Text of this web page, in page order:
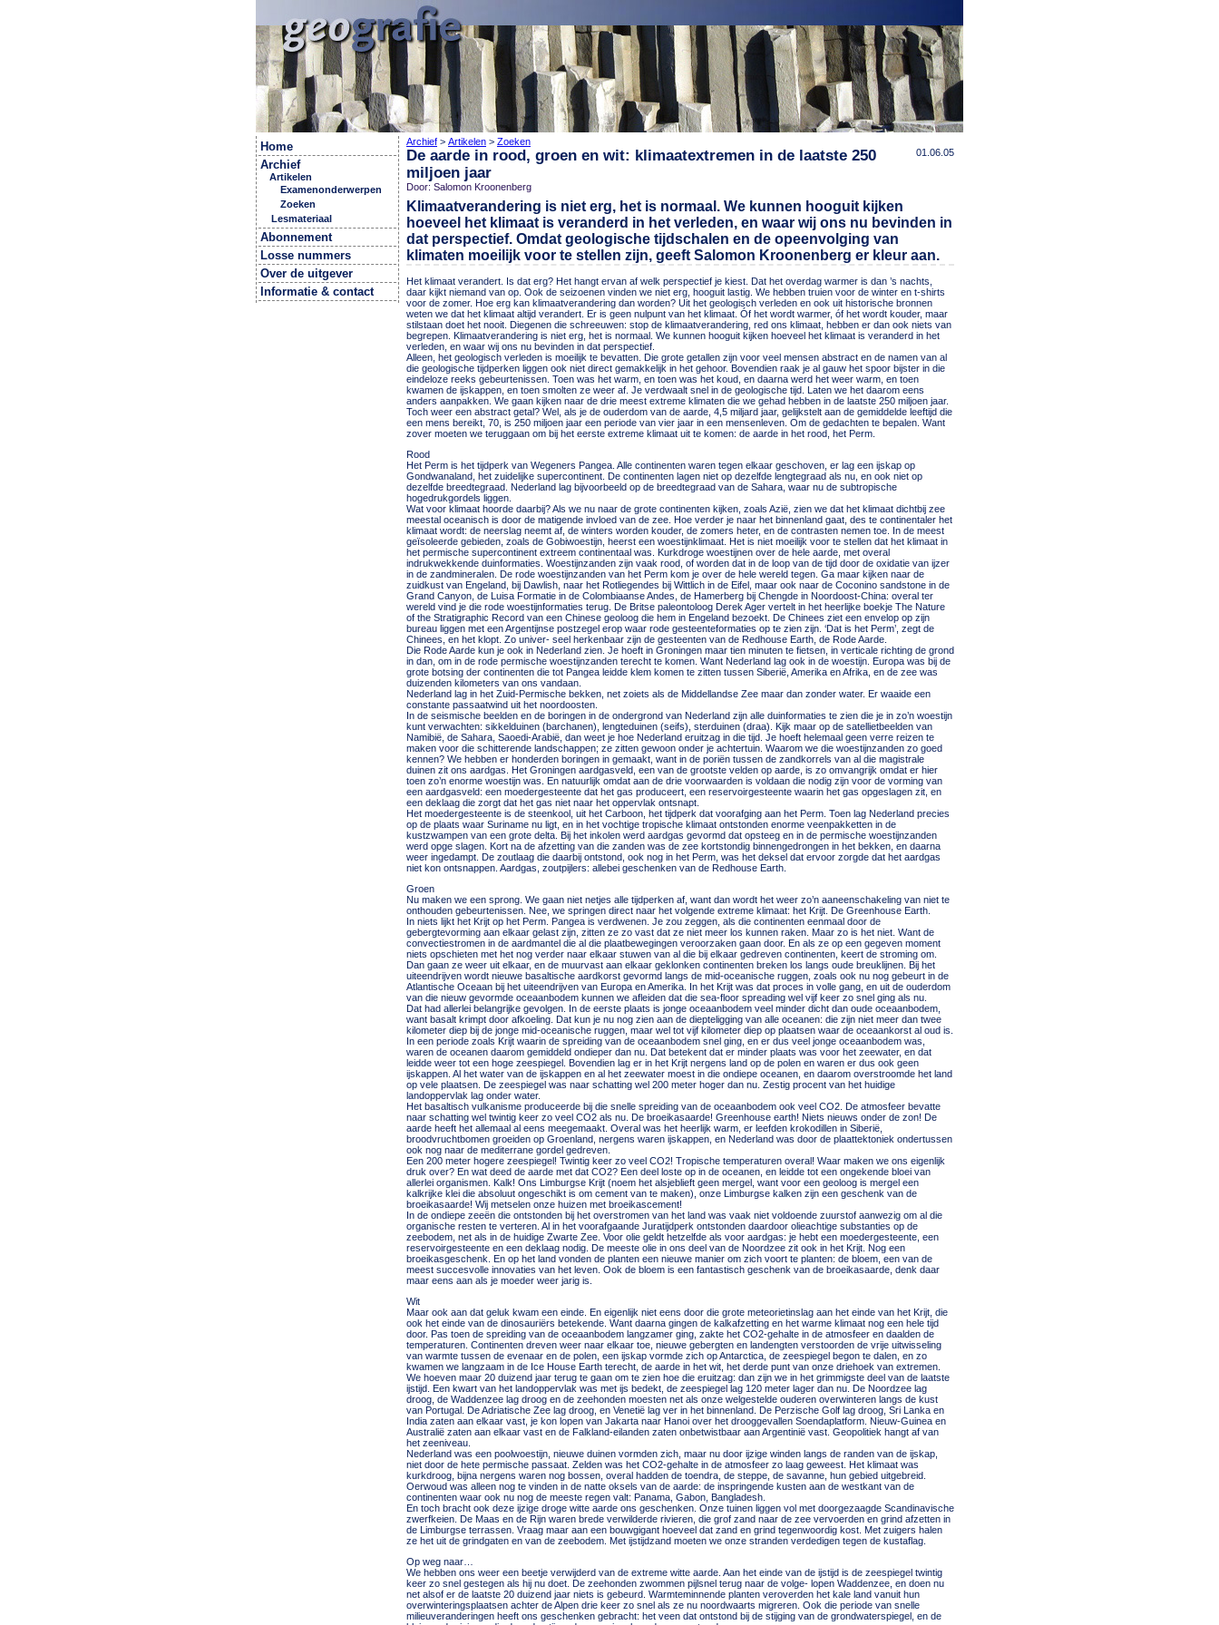
Home
Archief
Artikelen
Examenonderwerpen
Zoeken
Lesmateriaal
Abonnement
Losse nummers
Over de uitgever
Informatie & contact
Archief > Artikelen > Zoeken
01.06.05
De aarde in rood, groen en wit: klimaatextremen in de laatste 250
miljoen jaar
Door: Salomon Kroonenberg
Klimaatverandering is niet erg, het is normaal. We kunnen hooguit kijken
hoeveel het klimaat is veranderd in het verleden, en waar wij ons nu bevinden in
dat perspectief. Omdat geologische tijdschalen en de opeenvolging van
klimaten moeilijk voor te stellen zijn, geeft Salomon Kroonenberg er kleur aan.
Het klimaat verandert. Is dat erg? Het hangt ervan af welk perspectief je kiest. Dat het overdag warmer is dan ’s nachts,
daar kijkt niemand van op. Ook de seizoenen vinden we niet erg, hooguit lastig. We hebben truien voor de winter en t-shirts
voor de zomer. Hoe erg kan klimaatverandering dan worden? Uit het geologisch verleden en ook uit historische bronnen
weten we dat het klimaat altijd verandert. Er is geen nulpunt van het klimaat. Óf het wordt warmer, óf het wordt kouder, maar
stilstaan doet het nooit. Diegenen die schreeuwen: stop de klimaatverandering, red ons klimaat, hebben er dan ook niets van
begrepen. Klimaatverandering is niet erg, het is normaal. We kunnen hooguit kijken hoeveel het klimaat is veranderd in het
verleden, en waar wij ons nu bevinden in dat perspectief.
Alleen, het geologisch verleden is moeilijk te bevatten. Die grote getallen zijn voor veel mensen abstract en de namen van al
die geologische tijdperken liggen ook niet direct gemakkelijk in het gehoor. Bovendien raak je al gauw het spoor bijster in die
eindeloze reeks gebeurtenissen. Toen was het warm, en toen was het koud, en daarna werd het weer warm, en toen
kwamen de ijskappen, en toen smolten ze weer af. Je verdwaalt snel in de geologische tijd. Laten we het daarom eens
anders aanpakken. We gaan kijken naar de drie meest extreme klimaten die we gehad hebben in de laatste 250 miljoen jaar.
Toch weer een abstract getal? Wel, als je de ouderdom van de aarde, 4,5 miljard jaar, gelijkstelt aan de gemiddelde leeftijd die
een mens bereikt, 70, is 250 miljoen jaar een periode van vier jaar in een mensenleven. Om de gedachten te bepalen. Want
zover moeten we teruggaan om bij het eerste extreme klimaat uit te komen: de aarde in het rood, het Perm.
Rood
Het Perm is het tijdperk van Wegeners Pangea. Alle continenten waren tegen elkaar geschoven, er lag een ijskap op
Gondwanaland, het zuidelijke supercontinent. De continenten lagen niet op dezelfde lengtegraad als nu, en ook niet op
dezelfde breedtegraad. Nederland lag bijvoorbeeld op de breedtegraad van de Sahara, waar nu de subtropische
hogedrukgordels liggen.
Wat voor klimaat hoorde daarbij? Als we nu naar de grote continenten kijken, zoals Azië, zien we dat het klimaat dichtbij zee
meestal oceanisch is door de matigende invloed van de zee. Hoe verder je naar het binnenland gaat, des te continentaler het
klimaat wordt: de neerslag neemt af, de winters worden kouder, de zomers heter, en de contrasten nemen toe. In de meest
geïsoleerde gebieden, zoals de Gobiwoestijn, heerst een woestijnklimaat. Het is niet moeilijk voor te stellen dat het klimaat in
het permische supercontinent extreem continentaal was. Kurkdroge woestijnen over de hele aarde, met overal
indrukwekkende duinformaties. Woestijnzanden zijn vaak rood, of worden dat in de loop van de tijd door de oxidatie van ijzer
in de zandmineralen. De rode woestijnzanden van het Perm kom je over de hele wereld tegen. Ga maar kijken naar de
zuidkust van Engeland, bij Dawlish, naar het Rotliegendes bij Wittlich in de Eifel, maar ook naar de Coconino sandstone in de
Grand Canyon, de Luisa Formatie in de Colombiaanse Andes, de Hamerberg bij Chengde in Noordoost-China: overal ter
wereld vind je die rode woestijnformaties terug. De Britse paleontoloog Derek Ager vertelt in het heerlijke boekje The Nature
of the Stratigraphic Record van een Chinese geoloog die hem in Engeland bezoekt. De Chinees ziet een envelop op zijn
bureau liggen met een Argentijnse postzegel erop waar rode gesteenteformaties op te zien zijn. ‘Dat is het Perm’, zegt de
Chinees, en het klopt. Zo univer- seel herkenbaar zijn de gesteenten van de Redhouse Earth, de Rode Aarde.
Die Rode Aarde kun je ook in Nederland zien. Je hoeft in Groningen maar tien minuten te fietsen, in verticale richting de grond
in dan, om in de rode permische woestijnzanden terecht te komen. Want Nederland lag ook in de woestijn. Europa was bij de
grote botsing der continenten die tot Pangea leidde klem komen te zitten tussen Siberië, Amerika en Afrika, en de zee was
duizenden kilometers van ons vandaan.
Nederland lag in het Zuid-Permische bekken, net zoiets als de Middellandse Zee maar dan zonder water. Er waaide een
constante passaatwind uit het noordoosten.
In de seismische beelden en de boringen in de ondergrond van Nederland zijn alle duinformaties te zien die je in zo’n woestijn
kunt verwachten: sikkelduinen (barchanen), lengteduinen (seifs), sterduinen (draa). Kijk maar op de satellietbeelden van
Namibië, de Sahara, Saoedi-Arabië, dan weet je hoe Nederland eruitzag in die tijd. Je hoeft helemaal geen verre reizen te
maken voor die schitterende landschappen; ze zitten gewoon onder je achtertuin. Waarom we die woestijnzanden zo goed
kennen? We hebben er honderden boringen in gemaakt, want in de poriën tussen de zandkorrels van al die magistrale
duinen zit ons aardgas. Het Groningen aardgasveld, een van de grootste velden op aarde, is zo omvangrijk omdat er hier
toen zo’n enorme woestijn was. En natuurlijk omdat aan de drie voorwaarden is voldaan die nodig zijn voor de vorming van
een aardgasveld: een moedergesteente dat het gas produceert, een reservoirgesteente waarin het gas opgeslagen zit, en
een deklaag die zorgt dat het gas niet naar het oppervlak ontsnapt.
Het moedergesteente is de steenkool, uit het Carboon, het tijdperk dat voorafging aan het Perm. Toen lag Nederland precies
op de plaats waar Suriname nu ligt, en in het vochtige tropische klimaat ontstonden enorme veenpakketten in de
kustzwampen van een grote delta. Bij het inkolen werd aardgas gevormd dat opsteeg en in de permische woestijnzanden
werd opge slagen. Kort na de afzetting van die zanden was de zee kortstondig binnengedrongen in het bekken, en daarna
weer ingedampt. De zoutlaag die daarbij ontstond, ook nog in het Perm, was het deksel dat ervoor zorgde dat het aardgas
niet kon ontsnappen. Aardgas, zoutpijlers: allebei geschenken van de Redhouse Earth.
Groen
Nu maken we een sprong. We gaan niet netjes alle tijdperken af, want dan wordt het weer zo’n aaneenschakeling van niet te
onthouden gebeurtenissen. Nee, we springen direct naar het volgende extreme klimaat: het Krijt. De Greenhouse Earth.
In niets lijkt het Krijt op het Perm. Pangea is verdwenen. Je zou zeggen, als die continenten eenmaal door de
gebergtevorming aan elkaar gelast zijn, zitten ze zo vast dat ze niet meer los kunnen raken. Maar zo is het niet. Want de
convectiestromen in de aardmantel die al die plaatbewegingen veroorzaken gaan door. En als ze op een gegeven moment
niets opschieten met het nog verder naar elkaar stuwen van al die bij elkaar gedreven continenten, keert de stroming om.
Dan gaan ze weer uit elkaar, en de muurvast aan elkaar geklonken continenten breken los langs oude breuklijnen. Bij het
uiteendrijven wordt nieuwe basaltische aardkorst gevormd langs de mid-oceanische ruggen, zoals ook nu nog gebeurt in de
Atlantische Oceaan bij het uiteendrijven van Europa en Amerika. In het Krijt was dat proces in volle gang, en uit de ouderdom
van die nieuw gevormde oceaanbodem kunnen we afleiden dat die sea-floor spreading wel vijf keer zo snel ging als nu.
Dat had allerlei belangrijke gevolgen. In de eerste plaats is jonge oceaanbodem veel minder dicht dan oude oceaanbodem,
want basalt krimpt door afkoeling. Dat kun je nu nog zien aan de diepteligging van alle oceanen: die zijn niet meer dan twee
kilometer diep bij de jonge mid-oceanische ruggen, maar wel tot vijf kilometer diep op plaatsen waar de oceaankorst al oud is.
In een periode zoals Krijt waarin de spreiding van de oceaanbodem snel ging, en er dus veel jonge oceaanbodem was,
waren de oceanen daarom gemiddeld ondieper dan nu. Dat betekent dat er minder plaats was voor het zeewater, en dat
leidde weer tot een hoge zeespiegel. Bovendien lag er in het Krijt nergens land op de polen en waren er dus ook geen
ijskappen. Al het water van de ijskappen en al het zeewater moest in die ondiepe oceanen, en daarom overstroomde het land
op vele plaatsen. De zeespiegel was naar schatting wel 200 meter hoger dan nu. Zestig procent van het huidige
landoppervlak lag onder water.
Het basaltisch vulkanisme produceerde bij die snelle spreiding van de oceaanbodem ook veel CO2. De atmosfeer bevatte
naar schatting wel twintig keer zo veel CO2 als nu. De broeikasaarde! Greenhouse earth! Niets nieuws onder de zon! De
aarde heeft het allemaal al eens meegemaakt. Overal was het heerlijk warm, er leefden krokodillen in Siberië,
broodvruchtbomen groeiden op Groenland, nergens waren ijskappen, en Nederland was door de plaattektoniek ondertussen
ook nog naar de mediterrane gordel gedreven.
Een 200 meter hogere zeespiegel! Twintig keer zo veel CO2! Tropische temperaturen overal! Waar maken we ons eigenlijk
druk over? En wat deed de aarde met dat CO2? Een deel loste op in de oceanen, en leidde tot een ongekende bloei van
allerlei organismen. Kalk! Ons Limburgse Krijt (noem het alsjeblieft geen mergel, want voor een geoloog is mergel een
kalkrijke klei die absoluut ongeschikt is om cement van te maken), onze Limburgse kalken zijn een geschenk van de
broeikasaarde! Wij metselen onze huizen met broeikascement!
In de ondiepe zeeën die ontstonden bij het overstromen van het land was vaak niet voldoende zuurstof aanwezig om al die
organische resten te verteren. Al in het voorafgaande Juratijdperk ontstonden daardoor olieachtige substanties op de
zeebodem, net als in de huidige Zwarte Zee. Voor olie geldt hetzelfde als voor aardgas: je hebt een moedergesteente, een
reservoirgesteente en een deklaag nodig. De meeste olie in ons deel van de Noordzee zit ook in het Krijt. Nog een
broeikasgeschenk. En op het land vonden de planten een nieuwe manier om zich voort te planten: de bloem, een van de
meest succesvolle innovaties van het leven. Ook de bloem is een fantastisch geschenk van de broeikasaarde, denk daar
maar eens aan als je moeder weer jarig is.
Wit
Maar ook aan dat geluk kwam een einde. En eigenlijk niet eens door die grote meteorietinslag aan het einde van het Krijt, die
ook het einde van de dinosauriërs betekende. Want daarna gingen de kalkafzetting en het warme klimaat nog een hele tijd
door. Pas toen de spreiding van de oceaanbodem langzamer ging, zakte het CO2-gehalte in de atmosfeer en daalden de
temperaturen. Continenten dreven weer naar elkaar toe, nieuwe gebergten en landengten verstoorden de vrije uitwisseling
van warmte tussen de evenaar en de polen, een ijskap vormde zich op Antarctica, de zeespiegel begon te dalen, en zo
kwamen we langzaam in de Ice House Earth terecht, de aarde in het wit, het derde punt van onze driehoek van extremen.
We hoeven maar 20 duizend jaar terug te gaan om te zien hoe die eruitzag: dan zijn we in het grimmigste deel van de laatste
ijstijd. Een kwart van het landoppervlak was met ijs bedekt, de zeespiegel lag 120 meter lager dan nu. De Noordzee lag
droog, de Waddenzee lag droog en de zeehonden moesten net als onze welgestelde ouderen overwinteren langs de kust
van Portugal. De Adriatische Zee lag droog, en Venetië lag ver in het binnenland. De Perzische Golf lag droog, Sri Lanka en
India zaten aan elkaar vast, je kon lopen van Jakarta naar Hanoi over het drooggevallen Soendaplatform. Nieuw-Guinea en
Australië zaten aan elkaar vast en de Falkland-eilanden zaten onbetwistbaar aan Argentinië vast. Geopolitiek hangt af van
het zeeniveau.
Nederland was een poolwoestijn, nieuwe duinen vormden zich, maar nu door ijzige winden langs de randen van de ijskap,
niet door de hete permische passaat. Zelden was het CO2-gehalte in de atmosfeer zo laag geweest. Het klimaat was
kurkdroog, bijna nergens waren nog bossen, overal hadden de toendra, de steppe, de savanne, hun gebied uitgebreid.
Oerwoud was alleen nog te vinden in de natte oksels van de aarde: de inspringende kusten aan de westkant van de
continenten waar ook nu nog de meeste regen valt: Panama, Gabon, Bangladesh.
En toch bracht ook deze ijzige droge witte aarde ons geschenken. Onze tuinen liggen vol met doorgezaagde Scandinavische
zwerfkeien. De Maas en de Rijn waren brede verwilderde rivieren, die grof zand naar de zee vervoerden en grind afzetten in
de Limburgse terrassen. Vraag maar aan een bouwgigant hoeveel dat zand en grind tegenwoordig kost. Met zuigers halen
ze het uit de grindgaten en van de zeebodem. Met ijstijdzand moeten we onze stranden verdedigen tegen de kustaflag.
Op weg naar…
We hebben ons weer een beetje verwijderd van de extreme witte aarde. Aan het einde van de ijstijd is de zeespiegel twintig
keer zo snel gestegen als hij nu doet. De zeehonden zwommen pijlsnel terug naar de volge- lopen Waddenzee, en doen nu
net alsof er de laatste 20 duizend jaar niets is gebeurd. Warmteminnende planten veroverden het kale land vanuit hun
overwinteringsplaatsen achter de Alpen drie keer zo snel als ze nu noordwaarts migreren. Ook die periode van snelle
milieuveranderingen heeft ons geschenken gebracht: het veen dat ontstond bij de stijging van de grondwaterspiegel, en de